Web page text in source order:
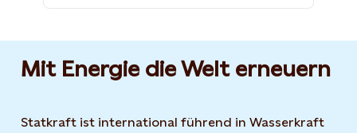
Mit Energie die Welt erneuern
Statkraft ist international führend in Wasserkraft